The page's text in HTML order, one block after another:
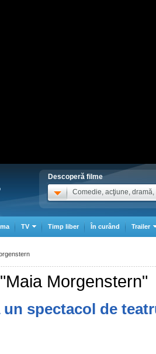
Descoperă filme
Comedie, acţiune, dramă,
TV Timp liber În curând Trailer
Morgenstern"
un spectacol de